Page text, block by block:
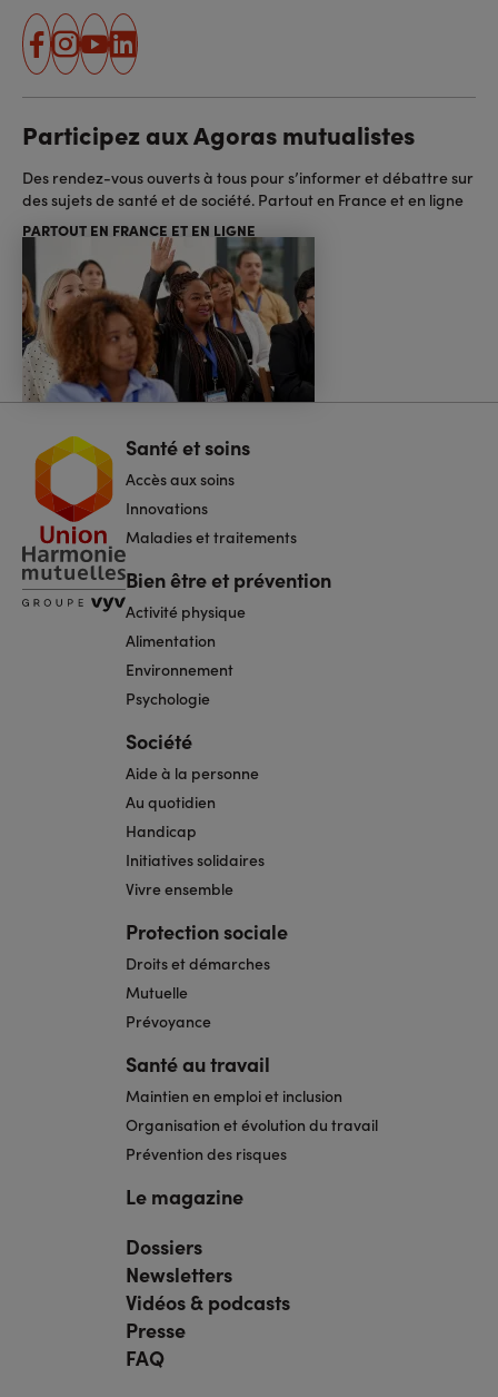
facebook
instagram
youtube
linkedin
Participez aux Agoras mutualistes
Des rendez-vous ouverts à tous pour s’informer et débattre sur
des sujets de santé et de société. Partout en France et en ligne
PARTOUT EN FRANCE ET EN LIGNE
Navigation
de
page
Santé et soins
Accès aux soins
Innovations
Maladies et traitements
Bien être et prévention
Activité physique
Alimentation
Environnement
Psychologie
Société
Aide à la personne
Au quotidien
Handicap
Initiatives solidaires
Vivre ensemble
Protection sociale
Droits et démarches
Mutuelle
Prévoyance
Santé au travail
Maintien en emploi et inclusion
Organisation et évolution du travail
Prévention des risques
Le magazine
Navigation
pied
de
page
bis
Dossiers
Newsletters
Vidéos & podcasts
Presse
FAQ